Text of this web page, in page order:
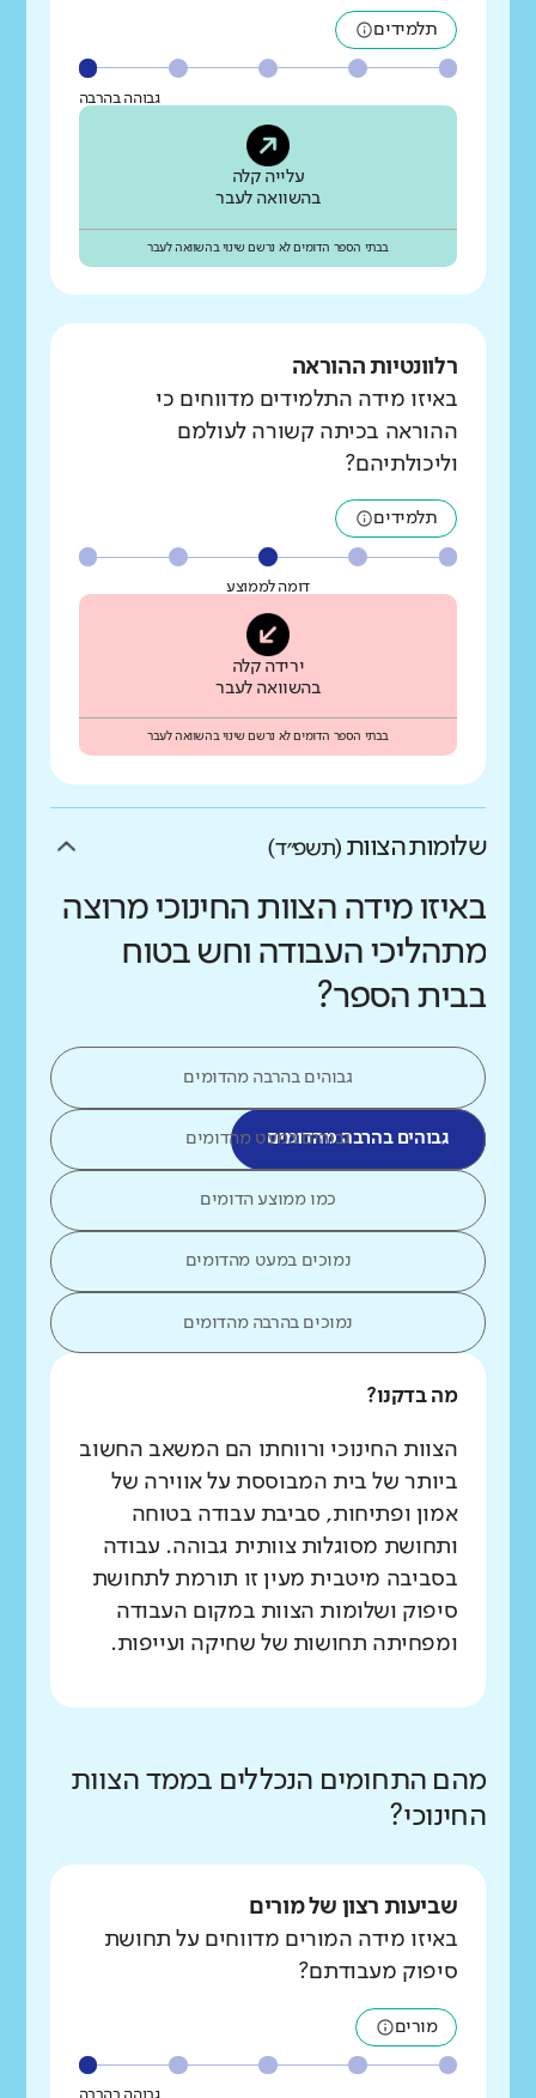
תלמידים
גבוהה בהרבה
עלייה קלה
בהשוואה לעבר
בבתי הספר הדומים לא נרשם שינוי בהשוואה לעבר
רלוונטיות ההוראה
באיזו מידה התלמידים מדווחים כי
ההוראה בכיתה קשורה לעולמם
וליכולתיהם?
תלמידים
דומה לממוצע
ירידה קלה
בהשוואה לעבר
בבתי הספר הדומים לא נרשם שינוי בהשוואה לעבר
שלומות הצוות (תשפ״ד)
באיזו מידה הצוות החינוכי מרוצה
מתהליכי העבודה וחש בטוח
בבית הספר?
גבוהים בהרבה מהדומים
גבוהים בהרבה מהדומיםגבוהים במעט מהדומים
כמו ממוצע הדומים
נמוכים במעט מהדומים
נמוכים בהרבה מהדומים
מה בדקנו?
הצוות החינוכי ורווחתו הם המשאב החשוב
ביותר של בית המבוססת על אווירה של
אמון ופתיחות, סביבת עבודה בטוחה
ותחושת מסוגלות צוותית גבוהה. עבודה
בסביבה מיטבית מעין זו תורמת לתחושת
סיפוק ושלומות הצוות במקום העבודה
ומפחיתה תחושות של שחיקה ועייפות.
מהם התחומים הנכללים בממד הצוות
החינוכי?
שביעות רצון של מורים
באיזו מידה המורים מדווחים על תחושת
סיפוק מעבודתם?
מורים